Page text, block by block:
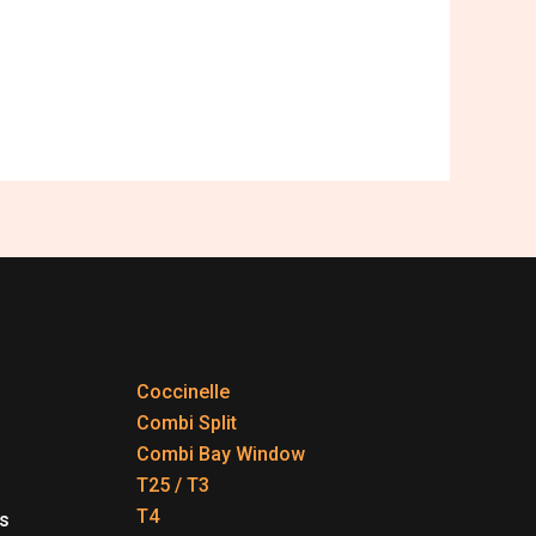
Coccinelle
Combi Split
Combi Bay Window
T25 / T3
T4